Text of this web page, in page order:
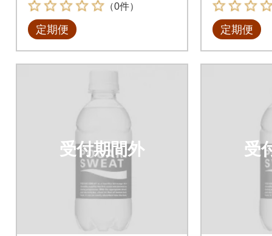
（0件）
定期便 定期便
受付期間外 受